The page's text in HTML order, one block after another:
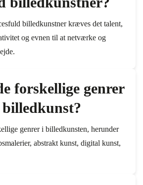
billedkunstner kræves det talent,
og evnen til at netværke og
forskellige genrer
genrer i billedkunsten, herunder
abstrakt kunst, digital kunst,